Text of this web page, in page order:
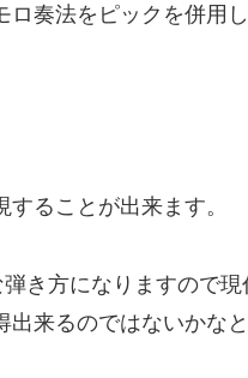
奏法をピックを併用
ることが出来ます。
き方になりますので
来るのではないかなと